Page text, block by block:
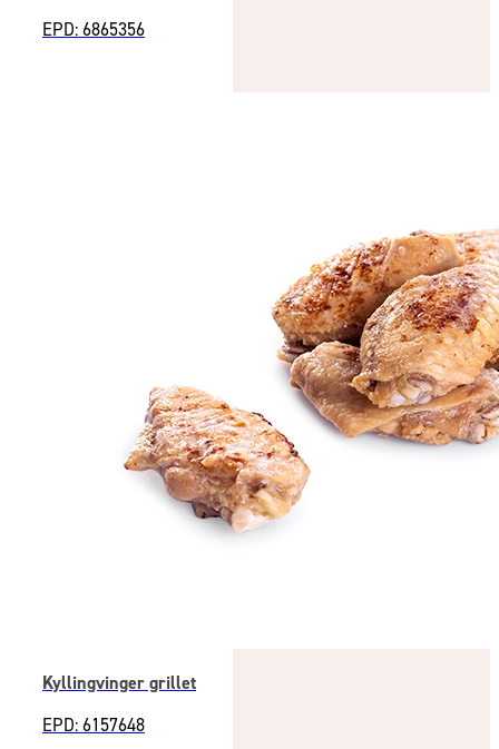
EPD: 6865356
Kyllingvinger grillet
EPD: 6157648